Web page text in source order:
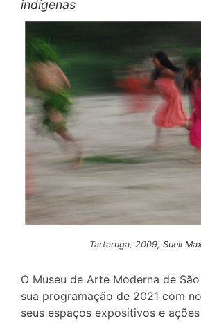
indígenas
Tartaruga, 2009, Sueli
O Museu de Arte Moderna de
sua programação de 2021 com
seus espaços expositivos e